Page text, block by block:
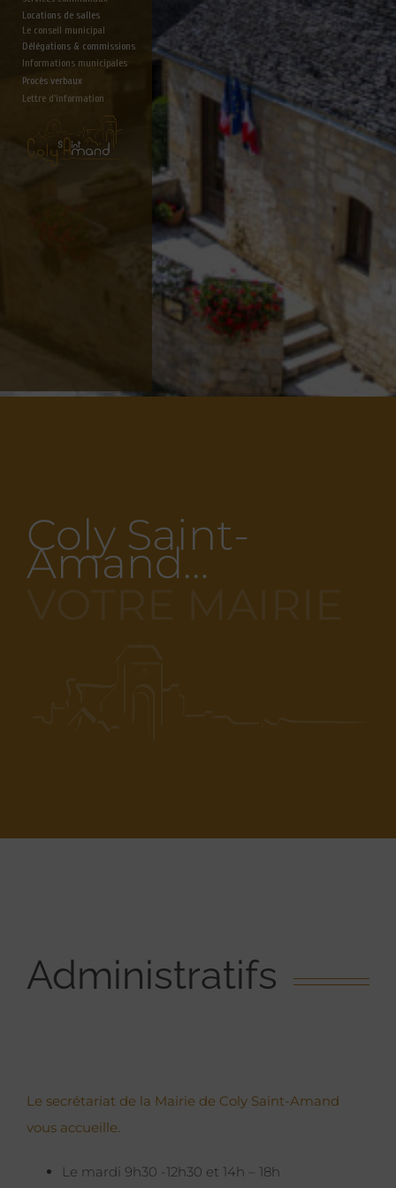
Locations de salles
Le conseil municipal
Délégations & commissions
Informations municipales
Lettre d'information
Procès verbaux
Coly Saint-
Amand…
Administratifs
Le secrétariat de la Mairie de Coly Saint-Amand
vous accueille.
Le mardi 9h30 -12h30 et 14h – 18h